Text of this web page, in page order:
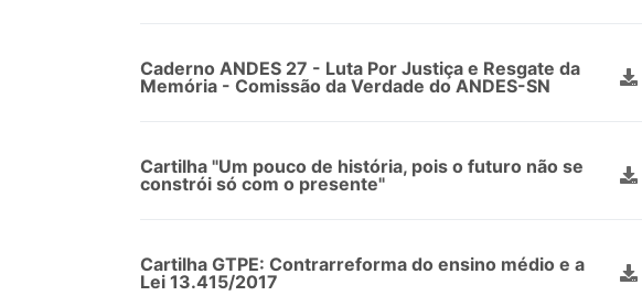
Caderno ANDES 27 - Luta Por Justiça e Resgate da
Memória - Comissão da Verdade do ANDES-SN
Cartilha "Um pouco de história, pois o futuro não se
constrói só com o presente"
Cartilha GTPE: Contrarreforma do ensino médio e a
Lei 13.415/2017